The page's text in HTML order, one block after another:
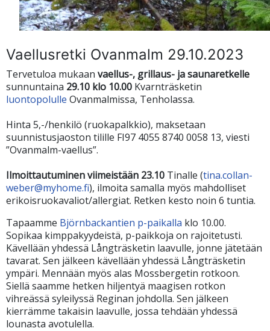
Vaellusretki Ovanmalm 29.10.2023
Tervetuloa mukaan vaellus-, grillaus- ja saunaretkelle
sunnuntaina 29.10 klo 10.00 Kvarnträsketin
luontopolulle Ovanmalmissa, Tenholassa.
Hinta 5,-/henkilö (ruokapalkkio), maksetaan
suunnistusjaoston tilille FI97 4055 8740 0058 13, viesti
”Ovanmalm-vaellus”.
Ilmoittautuminen viimeistään 23.10 Tinalle (tina.collan-
weber@myhome.fi), ilmoita samalla myös mahdolliset
erikoisruokavaliot/allergiat. Retken kesto noin 6 tuntia.
Tapaamme Björnbackantien p-paikalla klo 10.00.
Sopikaa kimppakyydeistä, p-paikkoja on rajoitetusti.
Kävellään yhdessä Långträsketin laavulle, jonne jätetään
tavarat. Sen jälkeen kävellään yhdessä Långträsketin
ympäri. Mennään myös alas Mossbergetin rotkoon.
Siellä saamme hetken hiljentyä maagisen rotkon
vihreässä syleilyssä Reginan johdolla. Sen jälkeen
kierrämme takaisin laavulle, jossa tehdään yhdessä
lounasta avotulella.